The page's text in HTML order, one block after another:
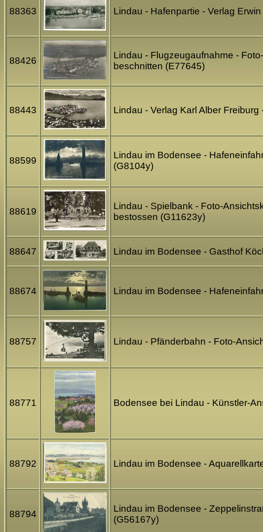
88363 Lindau - Hafenpartie - Verlag
88426
Lindau - Flugzeugaufnahme -
beschnitten (E77645)
88443 Lindau - Verlag Karl Alber
88599
Lindau im Bodensee -
(G8104y)
88619
Lindau - Spielbank - Foto-
bestossen (G11623y)
88647 Lindau im Bodensee - Gasthof
88674 Lindau im Bodensee -
88757 Lindau - Pfänderbahn - Foto-
88771 Bodensee bei Lindau - Künstler-
88792 Lindau im Bodensee -
88794
Lindau im Bodensee -
(G56167y)